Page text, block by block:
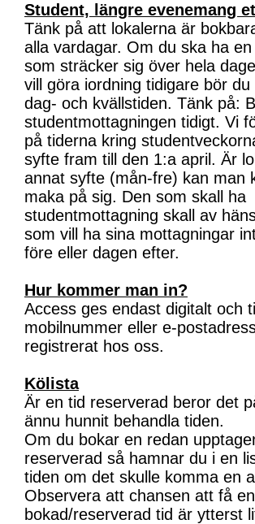
Student, längre evenemang
Tänk på att lokalerna är
alla vardagar. Om du ska ha en
som sträcker sig över hela
vill göra iordning tidigare bör
dag- och kvällstiden. Tänk på:
studentmottagningen tidigt. Vi
på tiderna kring
syfte fram till den 1:a april. Är
annat syfte (mån-fre) kan man
maka på sig. Den som skall ha
studentmottagning skall av
som vill ha sina mottagningar
före eller dagen efter.
Hur kommer man in?
Access ges endast digitalt och
mobilnummer eller e-
registrerat hos oss.
Kölista
Är en tid reserverad beror det
ännu hunnit behandla tiden.
Om du bokar en redan
reserverad så hamnar du i en
tiden om det skulle komma en
Observera att chansen att få
bokad/reserverad tid är ytterst